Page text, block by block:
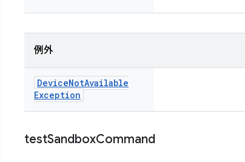
例外
DeviceNotAvailable
Exception
testSandboxCommand